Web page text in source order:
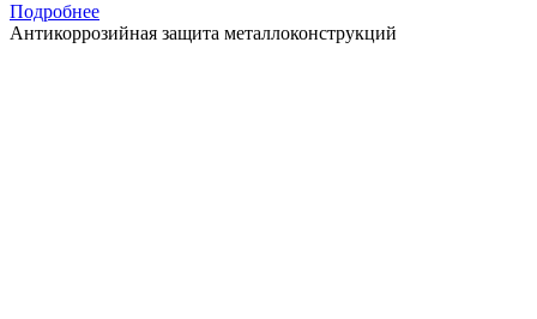
Подробнее
Антикоррозийная защита металлоконструкций